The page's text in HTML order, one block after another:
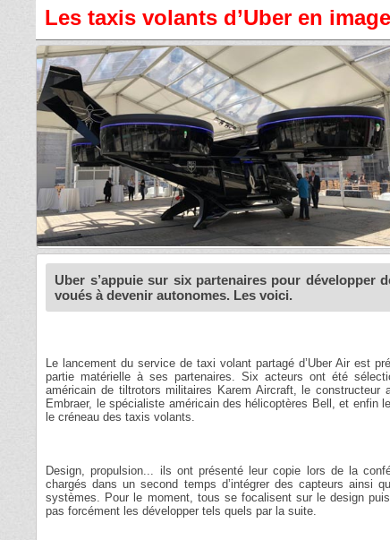
Les taxis volants d’Uber en
Uber s’appuie sur six partenaires pour développer
voués à devenir autonomes. Les voici.
Le lancement du service de taxi volant partagé d’Uber Air est
partie matérielle à ses partenaires. Six acteurs ont été
américain de tiltrotors militaires Karem Aircraft, le
Embraer, le spécialiste américain des hélicoptères Bell, et enfin
le créneau des taxis volants.
Design, propulsion... ils ont présenté leur copie lors de la
chargés dans un second temps d’intégrer des capteurs ainsi
systèmes. Pour le moment, tous se focalisent sur le design
pas forcément les développer tels quels par la suite.